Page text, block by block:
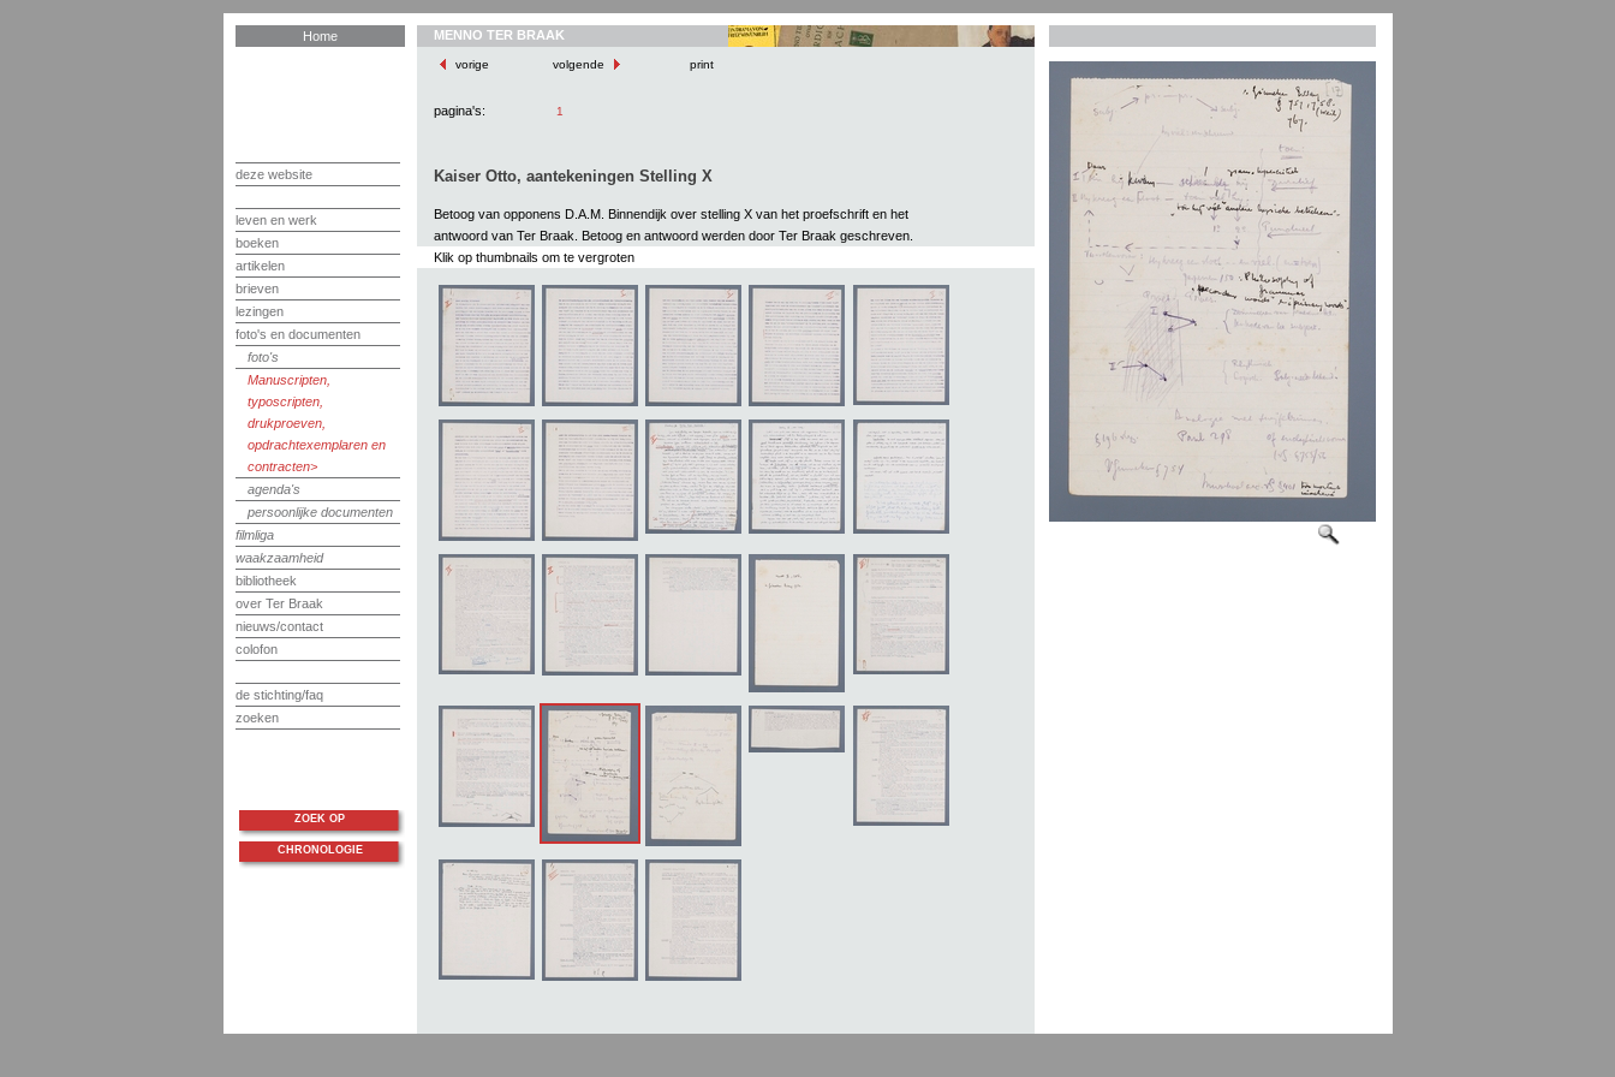
Home
deze website
leven en werk
boeken
artikelen
brieven
lezingen
foto's en documenten
foto's
Manuscripten,
typoscripten,
drukproeven,
opdrachtexemplaren en
contracten
agenda's
persoonlijke documenten
filmliga
waakzaamheid
bibliotheek
over Ter Braak
nieuws/contact
colofon
de stichting/faq
zoeken
MENNO TER BRAAK
vorige volgende print
pagina's: 1
Kaiser Otto, aantekeningen Stelling X
Betoog van opponens D.A.M. Binnendijk over stelling X van het proefschrift en het
antwoord van Ter Braak. Betoog en antwoord werden door Ter Braak geschreven.
Klik op thumbnails om te vergroten
ZOEK OP
CHRONOLOGIE